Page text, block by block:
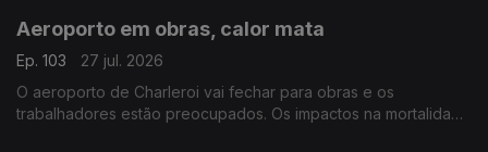
Aeroporto em obras, calor mata
Ep. 103
27 jul. 2026
O aeroporto de Charleroi vai fechar para obras e os
trabalhadores estão preocupados. Os impactos na mortalidade